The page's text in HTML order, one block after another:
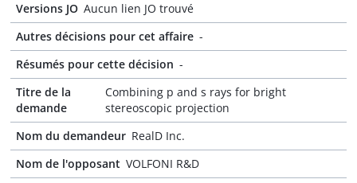
Versions JO Aucun lien JO trouvé
Autres décisions pour cet affaire -
Résumés pour cette décision -
Titre de la
demande
Combining p and s rays for bright
stereoscopic projection
Nom du demandeur RealD Inc.
Nom de l'opposant VOLFONI R&D